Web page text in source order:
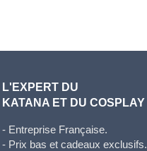
L'EXPERT DU
KATANA ET DU COSPLAY
- Entreprise Française.
- Prix bas et cadeaux exclusifs.